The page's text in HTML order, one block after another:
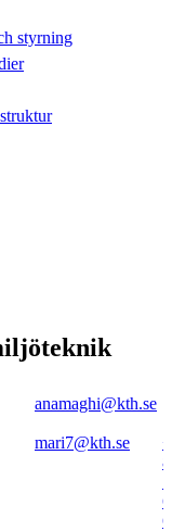
styrning
anamaghi@kth.se
mari7@kth.se
8